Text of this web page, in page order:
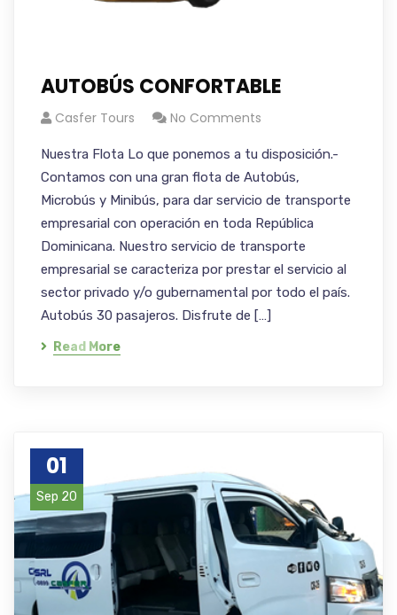
AUTOBÚS CONFORTABLE
Casfer Tours No Comments
Nuestra Flota Lo que ponemos a tu disposición.-
Contamos con una gran flota de Autobús,
Microbús y Minibús, para dar servicio de transporte
empresarial con operación en toda República
Dominicana. Nuestro servicio de transporte
empresarial se caracteriza por prestar el servicio al
sector privado y/o gubernamental por todo el país.
Autobús 30 pasajeros. Disfrute de […]
Read More
01
Sep 20